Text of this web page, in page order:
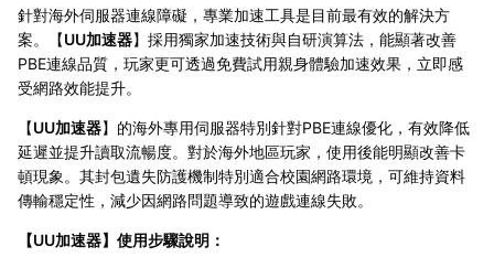
針對海外伺服器連線障礙，專業加速工具是目前最有效的解決方
案。【UU加速器】採用獨家加速技術與自研演算法，能顯著改善
PBE連線品質，玩家更可透過免費試用親身體驗加速效果，立即感
受網路效能提升。
【UU加速器】的海外專用伺服器特別針對PBE連線優化，有效降低
延遲並提升讀取流暢度。對於海外地區玩家，使用後能明顯改善卡
頓現象。其封包遺失防護機制特別適合校園網路環境，可維持資料
傳輸穩定性，減少因網路問題導致的遊戲連線失敗。
【UU加速器】使用步驟說明：